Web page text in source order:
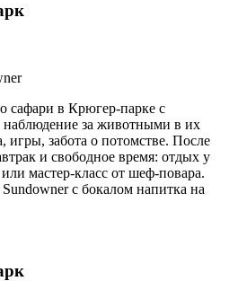
сафари в Крюгер-парке с
за животными в их
игры, забота о потомстве. После
и свободное время: отдых у
мастер-класс от шеф-повара.
с бокалом напитка на